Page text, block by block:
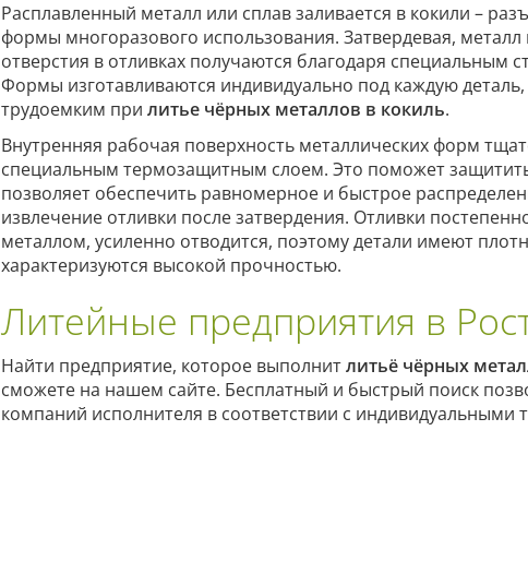
Расплавленный металл или сплав заливается в кокили –
формы многоразового использования. Затвердевая,
отверстия в отливках получаются благодаря специальным
Формы изготавливаются индивидуально под каждую
трудоемким при литье чёрных металлов в кокиль.
Внутренняя рабочая поверхность металлических форм
специальным термозащитным слоем. Это поможет
позволяет обеспечить равномерное и быстрое
извлечение отливки после затвердения. Отливки
металлом, усиленно отводится, поэтому детали имеют
характеризуются высокой прочностью.
Литейные предприятия в
Найти предприятие, которое выполнитлитьё чёрных
сможете на нашем сайте. Бесплатный и быстрый поиск
компаний исполнителя в соответствии с индивидуальными